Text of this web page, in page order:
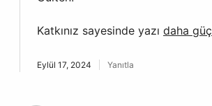
Katkınız sayesinde yazı daha
Eylül 17, 2024 Yanıtla